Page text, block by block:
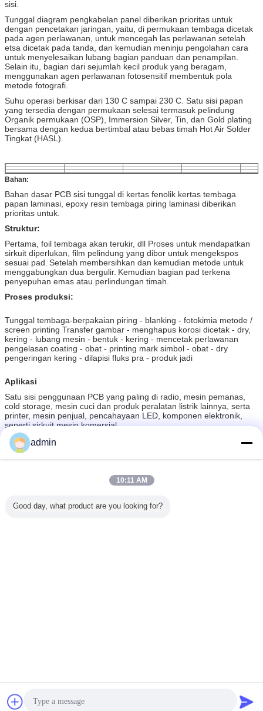
sisi.
Tunggal diagram pengkabelan panel diberikan prioritas untuk
dengan pencetakan jaringan, yaitu, di permukaan tembaga dicetak
pada agen perlawanan, untuk mencegah las perlawanan setelah
etsa dicetak pada tanda, dan kemudian meninju pengolahan cara
untuk menyelesaikan lubang bagian panduan dan penampilan.
Selain itu, bagian dari sejumlah kecil produk yang beragam,
menggunakan agen perlawanan fotosensitif membentuk pola
metode fotografi.
Suhu operasi berkisar dari 130 C sampai 230 C. Satu sisi papan
yang tersedia dengan permukaan selesai termasuk pelindung
Organik permukaan (OSP), Immersion Silver, Tin, dan Gold plating
bersama dengan kedua bertimbal atau bebas timah Hot Air Solder
Tingkat (HASL).
Bahan:
Bahan dasar PCB sisi tunggal di kertas fenolik kertas tembaga
papan laminasi, epoxy resin tembaga piring laminasi diberikan
prioritas untuk.
Struktur:
Pertama, foil tembaga akan terukir, dll Proses untuk mendapatkan
sirkuit diperlukan, film pelindung yang dibor untuk mengekspos
sesuai pad. Setelah membersihkan dan kemudian metode untuk
menggabungkan dua bergulir. Kemudian bagian pad terkena
penyepuhan emas atau perlindungan timah.
Proses produksi:
Tunggal tembaga-berpakaian piring - blanking - fotokimia metode /
screen printing Transfer gambar - menghapus korosi dicetak - dry,
kering - lubang mesin - bentuk - kering - mencetak perlawanan
pengelasan coating - obat - printing mark simbol - obat - dry
pengeringan kering - dilapisi fluks pra - produk jadi
Aplikasi
Satu sisi penggunaan PCB yang paling di radio, mesin pemanas,
cold storage, mesin cuci dan produk peralatan listrik lainnya, serta
printer, mesin penjual, pencahayaan LED, komponen elektronik,
seperti sirkuit mesin komersial
Mengirim pesan
admin
10:11 AM
Good day, what product are you looking for?